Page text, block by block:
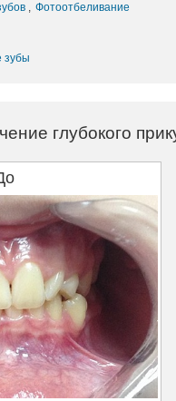
, Фотоотбеливание
зубы
глубокого